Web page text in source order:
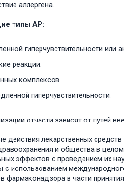
аллергена.
типы АР:
гиперчувствительности или
реакции.
комплексов.
гиперчувствительности.
отчасти зависят от путей
действия лекарственных
и общества в
эффектов с проведением их
с использованием
фармаконадзора в части